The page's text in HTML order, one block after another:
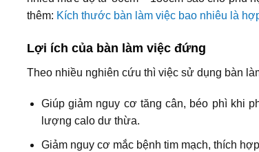
thêm: Kích thước bàn làm việc bao nhiêu là
Lợi ích của bàn làm việc đứng
Theo nhiều nghiên cứu thì việc sử dụng bàn
Giúp giảm nguy cơ tăng cân, béo phì khi
lượng calo dư thừa.
Giảm nguy cơ mắc bệnh tim mạch, thích